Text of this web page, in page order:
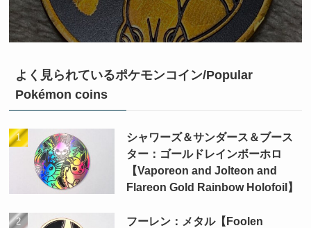
よく見られているポケモンコイン/Popular
Pokémon coins
シャワーズ＆サンダース＆ブース
ター：ゴールドレインボーホロ
【Vaporeon and Jolteon and
Flareon Gold Rainbow Holofoil】
フーレン：メタル【Foolen